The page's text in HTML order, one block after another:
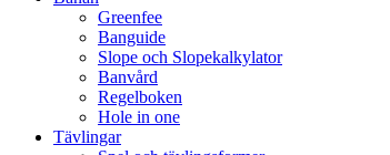
Greenfee
Banguide
Slope och Slopekalkylator
Banvård
Regelboken
Hole in one
Tävlingar